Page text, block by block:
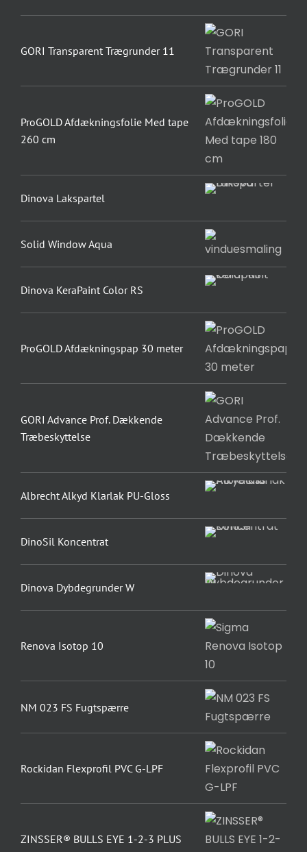
GORI Transparent Trægrunder 11
ProGOLD Afdækningsfolie Med tape
260 cm
Dinova Lakspartel
Solid Window Aqua
Dinova KeraPaint Color RS
ProGOLD Afdækningspap 30 meter
GORI Advance Prof. Dækkende
Træbeskyttelse
Albrecht Alkyd Klarlak PU-Gloss
DinoSil Koncentrat
Dinova Dybdegrunder W
Renova Isotop 10
NM 023 FS Fugtspærre
Rockidan Flexprofil PVC G-LPF
ZINSSER® BULLS EYE 1-2-3 PLUS